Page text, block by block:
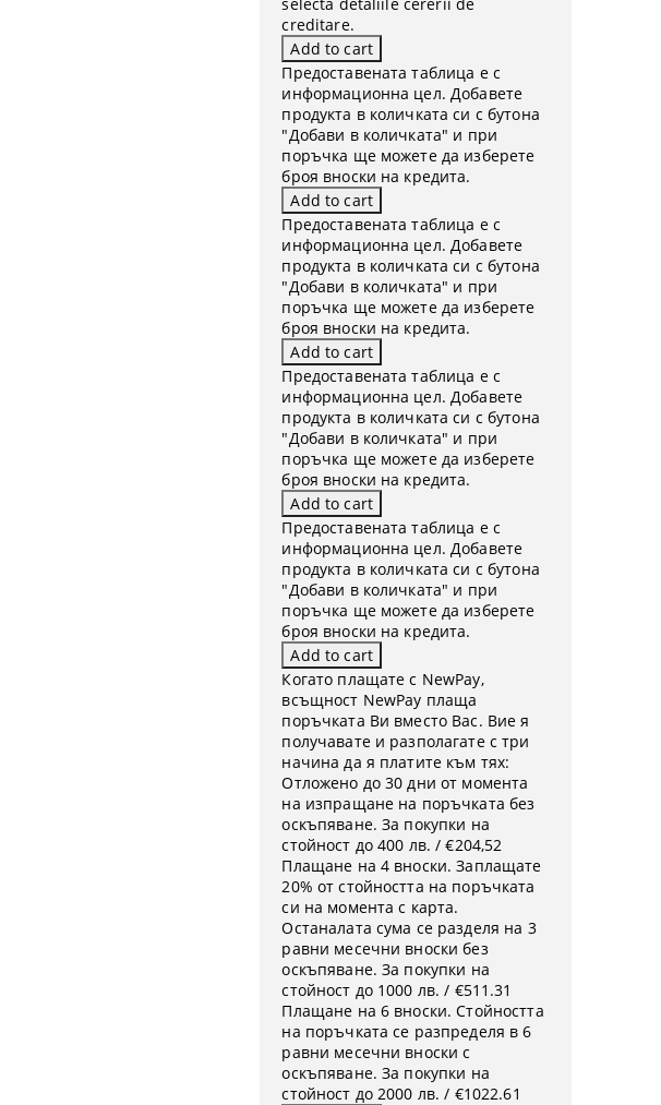
creditare.
Предоставената таблица е с
информационна цел. Добавете
продукта в количката си с бутона
"Добави в количката" и при
поръчка ще можете да изберете
броя вноски на кредита.
Предоставената таблица е с
информационна цел. Добавете
продукта в количката си с бутона
"Добави в количката" и при
поръчка ще можете да изберете
броя вноски на кредита.
Предоставената таблица е с
информационна цел. Добавете
продукта в количката си с бутона
"Добави в количката" и при
поръчка ще можете да изберете
броя вноски на кредита.
Предоставената таблица е с
информационна цел. Добавете
продукта в количката си с бутона
"Добави в количката" и при
поръчка ще можете да изберете
броя вноски на кредита.
Когато плащате с NewPay,
всъщност NewPay плаща
поръчката Ви вместо Вас. Вие я
получавате и разполагате с три
начина да я платите към тях:
Отложено до 30 дни от момента
на изпращане на поръчката без
оскъпяване. За покупки на
стойност до 400 лв. / €204,52
Плащане на 4 вноски. Заплащате
20% от стойността на поръчката
си на момента с карта.
Останалата сума се разделя на 3
равни месечни вноски без
оскъпяване. За покупки на
стойност до 1000 лв. / €511.31
Плащане на 6 вноски. Стойността
на поръчката се разпределя в 6
равни месечни вноски с
оскъпяване. За покупки на
стойност до 2000 лв. / €1022.61